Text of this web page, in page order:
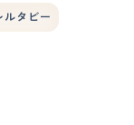
ルタビー